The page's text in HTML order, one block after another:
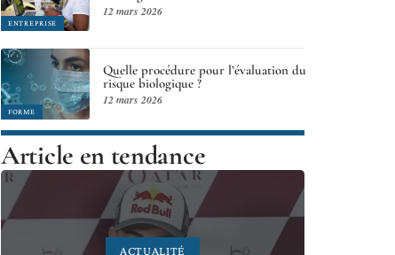
ENTREPRISE
12 mars 2026
FORME
Quelle procédure pour l’évaluation du
risque biologique ?
12 mars 2026
Article en tendance
ACTUALITÉ